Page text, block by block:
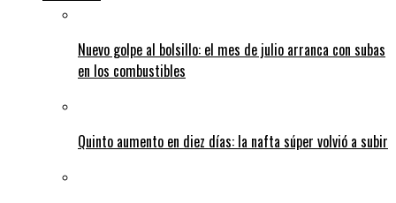
Nuevo golpe al bolsillo: el mes de julio arranca con subas
en los combustibles
Quinto aumento en diez días: la nafta súper volvió a subir